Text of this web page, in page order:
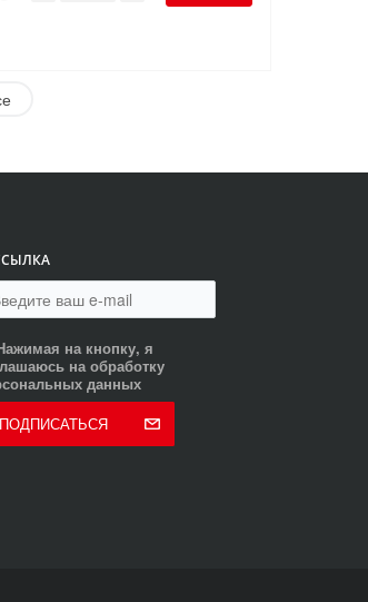
на кнопку, я
на обработку
данных
ПОДПИСАТЬСЯ